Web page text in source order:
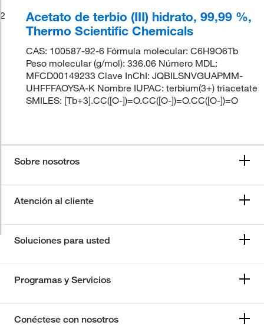
2
Acetato de terbio (III) hidrato, 99,99 %,
Thermo Scientific Chemicals
CAS: 100587-92-6 Fórmula molecular: C6H9O6Tb
Peso molecular (g/mol): 336.06 Número MDL:
MFCD00149233 Clave InChI: JQBILSNVGUAPMM-
UHFFFAOYSA-K Nombre IUPAC: terbium(3+) triacetate
SMILES: [Tb+3].CC([O-])=O.CC([O-])=O.CC([O-])=O
Sobre nosotros
Atención al cliente
Soluciones para usted
Programas y Servicios
Conéctese con nosotros